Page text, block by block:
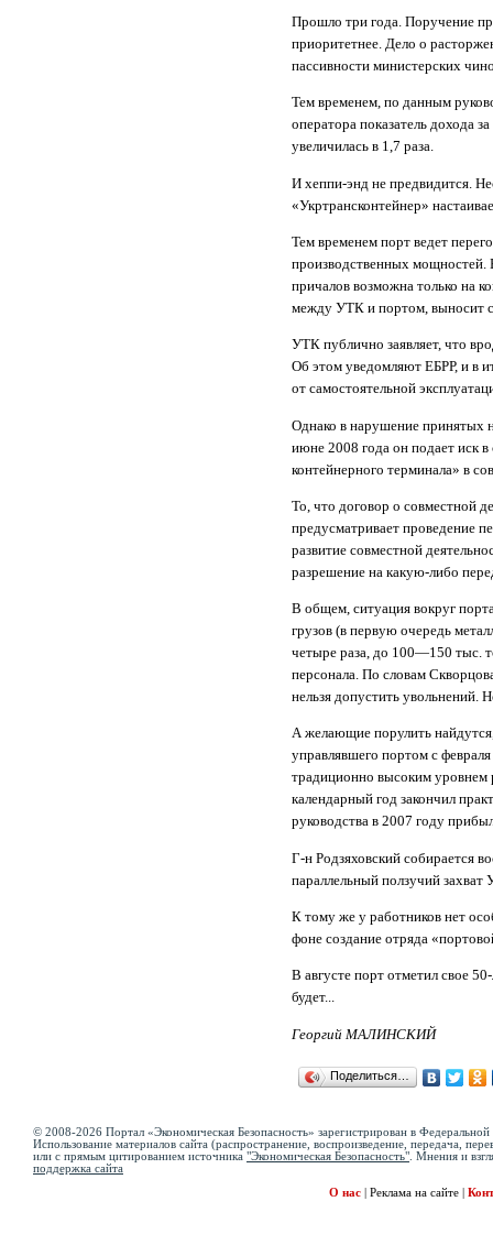
Прошло три года. Поручение
приоритетнее. Дело о
пассивности министерских
Тем временем, по данным
оператора показатель дохода
увеличилась в 1,7 раза.
И хеппи-энд не предвидится.
«Укртрансконтейнер»
Тем временем порт ведет
производственных мощностей.
причалов возможна только на
между УТК и портом, выносит
УТК публично заявляет, что
Об этом уведомляют ЕБРР, и в
от самостоятельной
Однако в нарушение принятых
июне 2008 года он подает иск
контейнерного терминала» в
То, что договор о совместной
предусматривает проведение
развитие совместной
разрешение на какую-либо
В общем, ситуация вокруг
грузов (в первую очередь
четыре раза, до 100—150 тыс.
персонала. По словам
нельзя допустить увольнений.
А желающие порулить
управлявшего портом с
традиционно высоким уровнем
календарный год закончил
руководства в 2007 году
Г-н Родзяховский собирается
параллельный ползучий
К тому же у работников нет
фоне создание отряда
В августе порт отметил свое
будет...
Георгий МАЛИНСКИЙ
Поделиться…
© 2008-2026 Портал «Экономическая Безопасность» зарегистрирован в
Использование материалов сайта (распространение, воспроизведение, передача,
или с прямым цитированием источника "Экономическая Безопасность" . Мнения и
поддержка сайта
О нас
Реклама на сайте